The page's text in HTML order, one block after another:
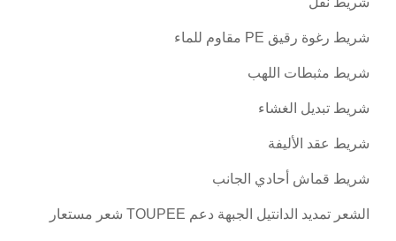
شريط رغوة رقيق PE مقاوم للماء
شريط مثبطات اللهب
شريط تبديل الغشاء
شريط عقد الأليفة
شريط قماش أحادي الجانب
الشعر تمديد الدانتيل الجبهة دعم TOUPEE شعر مستعار